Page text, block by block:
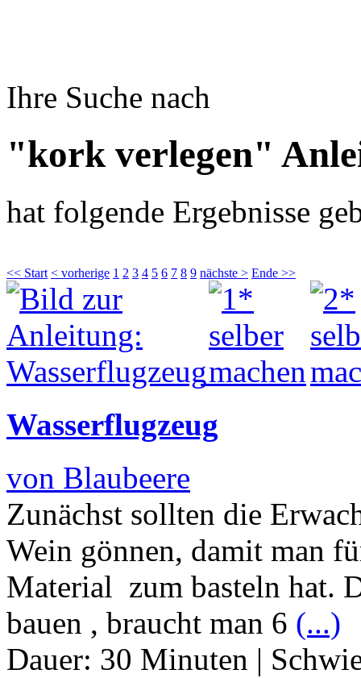
Ihre Suche nach
"kork verlegen"
hat folgende Ergebnisse
<< Start < vorherige 1 2 3 4 5 6 7 8 9 nächste > Ende >>
Wasserflugzeug
von Blaubeere
Zunächst sollten die
Wein gönnen, damit man
Material zum basteln hat.
bauen , braucht man 6 (...)
Dauer: 30 Minuten |